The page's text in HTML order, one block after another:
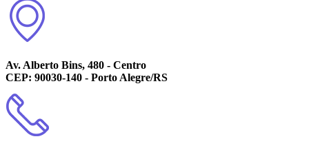
Av. Alberto Bins, 480 - Centro
CEP: 90030-140 - Porto Alegre/RS